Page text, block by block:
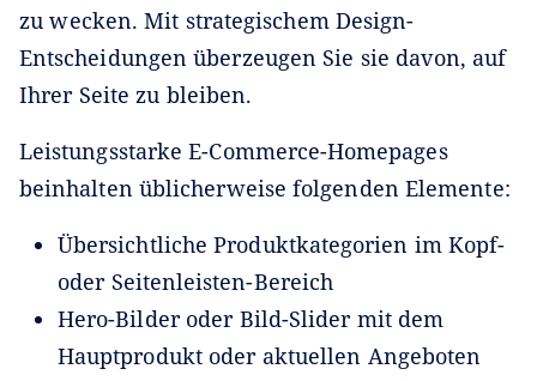
zu wecken. Mit strategischem Design-
Entscheidungen überzeugen Sie sie davon, auf
Ihrer Seite zu bleiben.
Leistungsstarke E-Commerce-Homepages
beinhalten üblicherweise folgenden Elemente:
Übersichtliche Produktkategorien im Kopf-
oder Seitenleisten-Bereich
Hero-Bilder oder Bild-Slider mit dem
Hauptprodukt oder aktuellen Angeboten